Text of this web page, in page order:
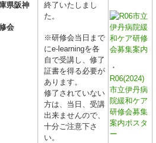
県阪神
会
終了いたしまし
た。
※研修会当日まで
にe-learningを各
自で受講し、修了
証書を得る必要が
あります。
修了されていない
方は、当日、受講
出来ませんので、
十分ご注意下さ
い。
・
R06(2024)
市立伊丹病
院緩和ケア
研修会募集
案内ポスタ
ー